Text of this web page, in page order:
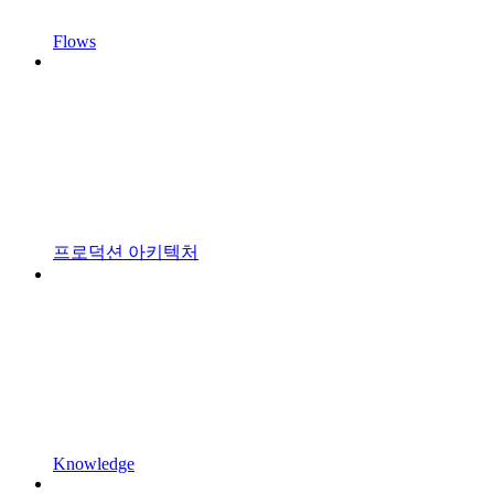
Flows
프로덕션 아키텍처
Knowledge